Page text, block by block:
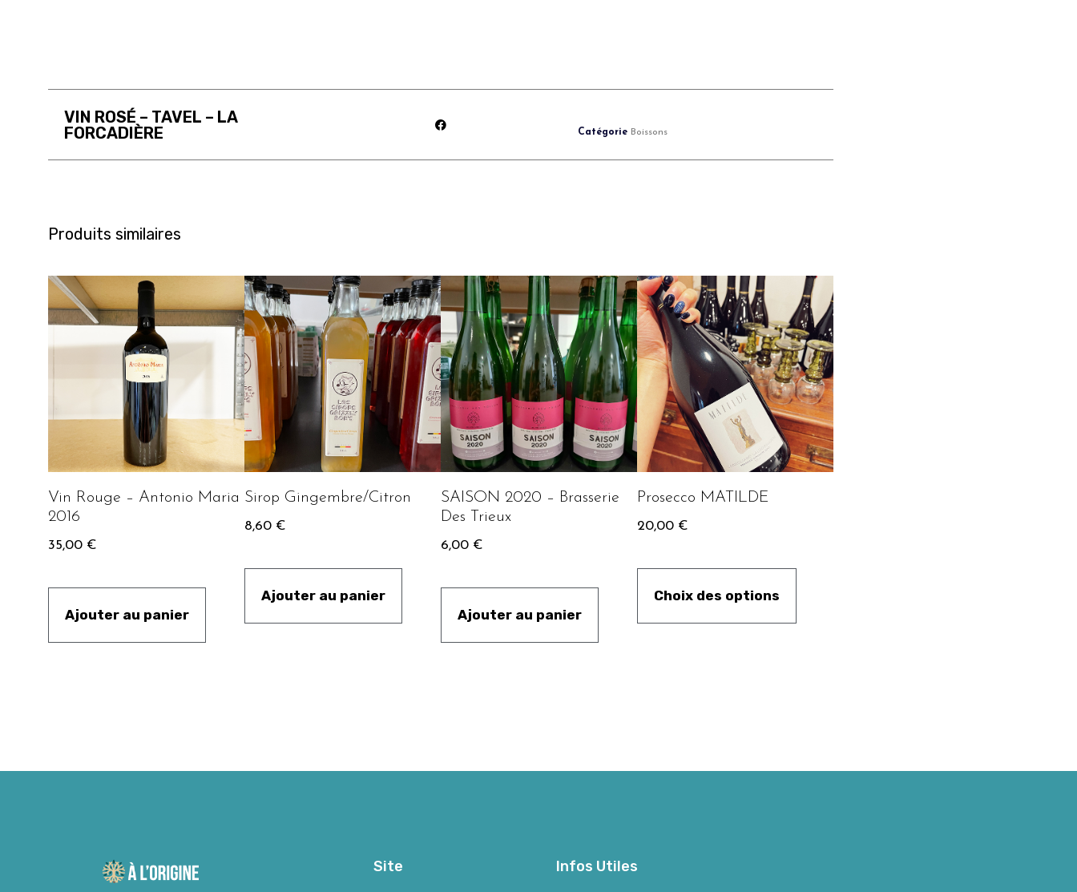
VIN ROSÉ – TAVEL – LA
FORCADIÈRE
Catégorie Boissons
Produits similaires
Vin Rouge – Antonio Maria
2016
35,00 €
Ajouter au panier
Sirop Gingembre/Citron
8,60 €
Ajouter au panier
SAISON 2020 – Brasserie
Des Trieux
6,00 €
Ajouter au panier
Prosecco MATILDE
20,00 €
Choix des options
Site Infos Utiles